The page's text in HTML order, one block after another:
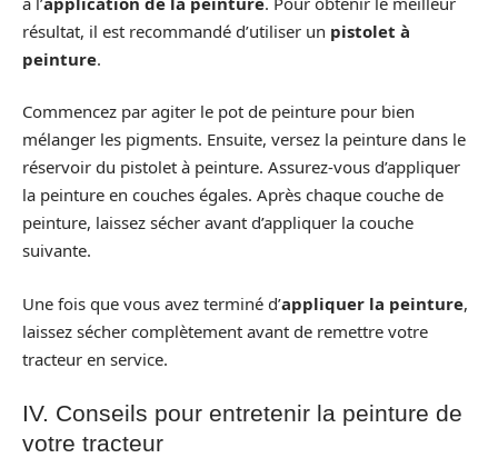
résultat, il est recommandé d’utiliser un pistolet à
peinture.
Commencez par agiter le pot de peinture pour bien
mélanger les pigments. Ensuite, versez la peinture dans le
réservoir du pistolet à peinture. Assurez-vous d’appliquer
la peinture en couches égales. Après chaque couche de
peinture, laissez sécher avant d’appliquer la couche
suivante.
Une fois que vous avez terminé d’appliquer la peinture,
laissez sécher complètement avant de remettre votre
tracteur en service.
IV. Conseils pour entretenir la peinture de
votre tracteur